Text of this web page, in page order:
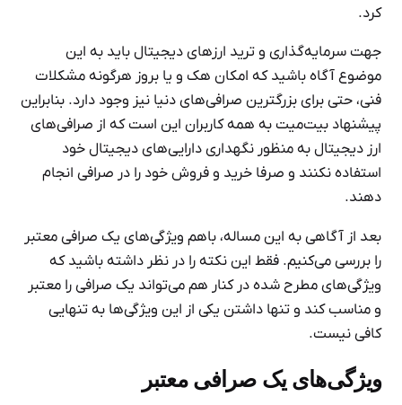
کرد.
جهت سرمایه‌گذاری و ترید ارزهای دیجیتال باید به این
موضوع آگاه باشید که امکان هک و یا بروز هرگونه مشکلات
فنی، حتی برای بزرگترین صرافی‌های دنیا نیز وجود دارد. بنابراین
پیشنهاد بیت‌میت به همه کاربران این است که از صرافی‌‌های
ارز دیجیتال به منظور نگهداری دارایی‌های دیجیتال خود
استفاده نکنند و صرفا خرید و فروش خود را در صرافی انجام
دهند.
بعد از آگاهی به این مساله، باهم ویژگی‌های یک صرافی معتبر
را بررسی می‌کنیم. فقط این نکته را در نظر داشته باشید که
ویژگی‌های مطرح شده در کنار هم می‌تواند یک صرافی را معتبر
و مناسب کند و تنها داشتن یکی از این ویژگی‌ها به تنهایی
کافی نیست.
ویژگی‌های یک صرافی معتبر